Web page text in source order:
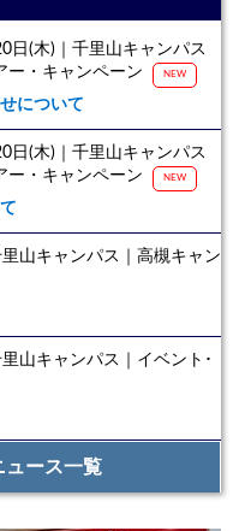
日(木)｜千里山キャンパス
ー・キャンペーン
NEW
について
日(木)｜千里山キャンパス
ー・キャンペーン
NEW
山キャンパス｜高槻キャン
山キャンパス｜イベント･
山キャンパス
お知らせ
ュース一覧